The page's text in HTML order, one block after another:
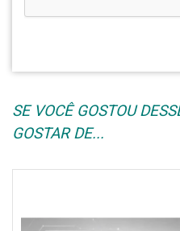
SE VOCÊ GOSTOU
GOSTAR DE...